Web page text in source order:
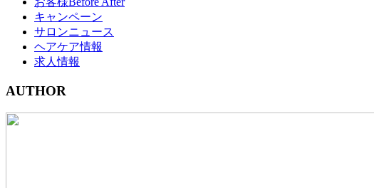
キャンペーン
サロンニュース
ヘアケア情報
求人情報
AUTHOR